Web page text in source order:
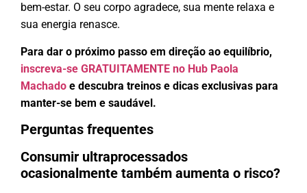
bem-estar. O seu corpo agradece, sua mente relaxa e
sua energia renasce.
Para dar o próximo passo em direção ao equilíbrio,
inscreva-se GRATUITAMENTE no Hub Paola
Machado e descubra treinos e dicas exclusivas para
manter-se bem e saudável.
Perguntas frequentes
Consumir ultraprocessados
ocasionalmente também aumenta o risco?